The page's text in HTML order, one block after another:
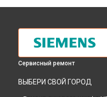
Сервисный ремонт
ВЫБЕРИ СВОЙ ГОРОД